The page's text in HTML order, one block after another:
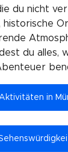
du nicht
historische
du alles,
Aktivitäten in